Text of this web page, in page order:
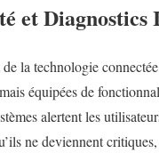
et Diagnostics
la technologie
équipées de
alertent les
ne deviennent